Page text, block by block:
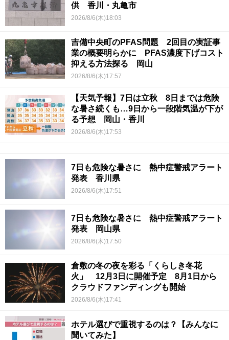
供 香川・丸亀市
2026/8/6(木)18:03
吉備中央町のPFAS問題 2回目の実証事
業の概要明らかに PFAS濃度下げコスト
抑える方法探る 岡山
2026/8/6(木)17:57
【天気予報】7日は立秋 8日までは危険
な暑さ続くも…9日から一段階気温が下が
る予想 岡山・香川
2026/8/6(木)17:53
7日も危険な暑さに 熱中症警戒アラート
発表 香川県
2026/8/6(木)17:51
7日も危険な暑さに 熱中症警戒アラート
発表 岡山県
2026/8/6(木)17:50
倉敷の冬の夜を彩る「くらしき冬花
火」 12月3日に開催予定 8月1日から
クラウドファンディングも開始
2026/8/6(木)17:41
ホテル選びで重視するのは？【みんなに
聞いてみた】